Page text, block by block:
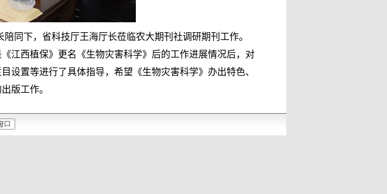
同下，省科技厅王海厅长莅临农大期刊社调研期刊工作。
江西植保》更名《生物灾害科学》后的工作进展情况后，对
设置等进行了具体指导，希望《生物灾害科学》办出特色、
版工作。